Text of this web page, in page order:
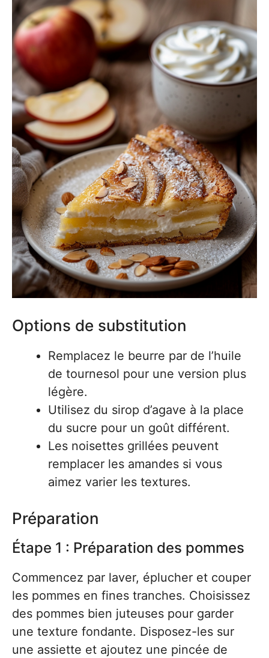
Options de substitution
Remplacez le beurre par de l’huile
de tournesol pour une version plus
légère.
Utilisez du sirop d’agave à la place
du sucre pour un goût différent.
Les noisettes grillées peuvent
remplacer les amandes si vous
aimez varier les textures.
Préparation
Étape 1 : Préparation des pommes
Commencez par laver, éplucher et couper
les pommes en fines tranches. Choisissez
des pommes bien juteuses pour garder
une texture fondante. Disposez-les sur
une assiette et ajoutez une pincée de